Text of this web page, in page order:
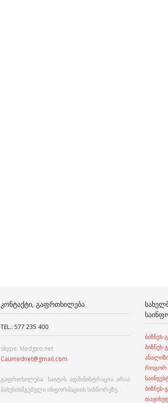
ᲙᲝᲜᲢᲐᲥᲢᲘ, ᲒᲐᲤᲠᲗᲮᲘᲚᲔᲑᲐ
TEL.: 577 235 400
skype: Medgeo.net
Caumednet@gmail.com
გაფრთხილება: საიტის ადმინისტრაცია არაა
პასუხისმგებელი ინფორმაციის სისწორეზე.
როგორ